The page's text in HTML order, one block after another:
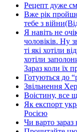
Рецепт дуже
Вже рік
тебе з
Я навіть не
чоловіків. Ну
ті які хотіли
хотіли
Зараз коли їх
Готуються до
Звільнення
Воістину, все
Як експорт
Росією
Чи варто